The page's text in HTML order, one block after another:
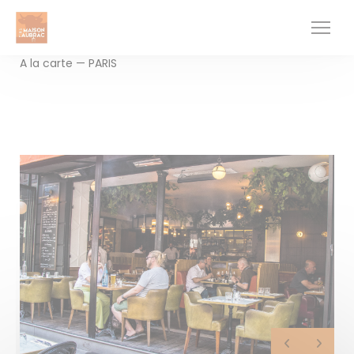
CCookie-styringspanel
A la carte — PARIS